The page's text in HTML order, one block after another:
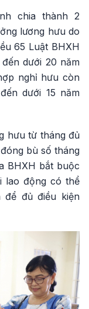
chia thành 2
lương hưu do
65 Luật BHXH
dưới 20 năm
nghỉ hưu còn
dưới 15 năm
hưu từ tháng đủ
bù số tháng
BHXH bắt buộc
lao động có thể
để đủ điều kiện